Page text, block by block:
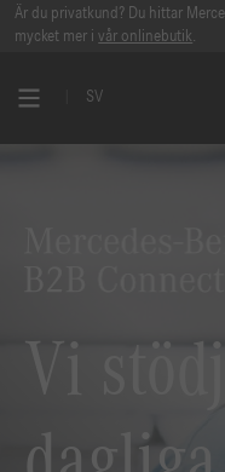
Är du privatkund? Du hittar
mycket mer ivår onlinebutik.
SV
Vi